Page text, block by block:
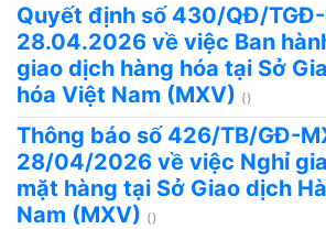
Quyết định số 430/QĐ/
28.04.2026 về việc Ban
giao dịch hàng hóa tại Sở
hóa Việt Nam (MXV) ()
Thông báo số 426/TB/GĐ-
28/04/2026 về việc Nghỉ
mặt hàng tại Sở Giao dịch
Nam (MXV) ()